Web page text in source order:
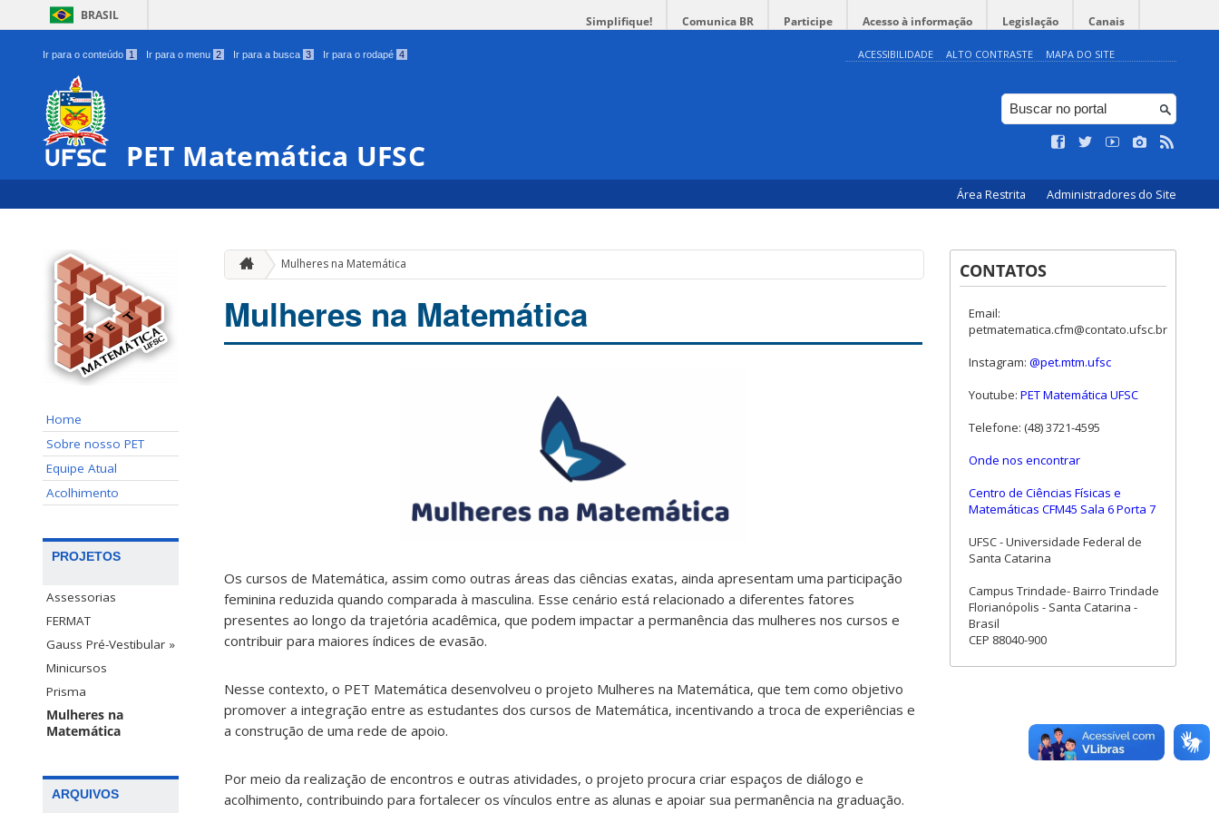
BRASIL Simplifique! Comunica BR Participe Acesso à informação Legislação Canais
Ir para o conteúdo 1 Ir para o menu 2 Ir para a busca 3 Ir para o rodapé 4 ACESSIBILIDADE ALTO CONTRASTE MAPA DO SITE
PET Matemática UFSC
Área Restrita Administradores do Site
Home
Sobre nosso PET
Equipe Atual
Acolhimento
PROJETOS
Assessorias
FERMAT
Gauss Pré-Vestibular »
Minicursos
Prisma
Mulheres na
Matemática
ARQUIVOS
Mulheres na Matemática
Mulheres na Matemática
Os cursos de Matemática, assim como outras áreas das ciências exatas, ainda apresentam uma participação
feminina reduzida quando comparada à masculina. Esse cenário está relacionado a diferentes fatores
presentes ao longo da trajetória acadêmica, que podem impactar a permanência das mulheres nos cursos e
contribuir para maiores índices de evasão.
Nesse contexto, o PET Matemática desenvolveu o projeto Mulheres na Matemática, que tem como objetivo
promover a integração entre as estudantes dos cursos de Matemática, incentivando a troca de experiências e
a construção de uma rede de apoio.
Por meio da realização de encontros e outras atividades, o projeto procura criar espaços de diálogo e
acolhimento, contribuindo para fortalecer os vínculos entre as alunas e apoiar sua permanência na graduação.
CONTATOS
Email:
petmatematica.cfm@contato.ufsc.br
Instagram: @pet.mtm.ufsc
Youtube: PET Matemática UFSC
Telefone: (48) 3721-4595
Onde nos encontrar
Centro de Ciências Físicas e
Matemáticas CFM45 Sala 6 Porta 7
UFSC - Universidade Federal de
Santa Catarina
Campus Trindade- Bairro Trindade
Florianópolis - Santa Catarina -
Brasil
CEP 88040-900